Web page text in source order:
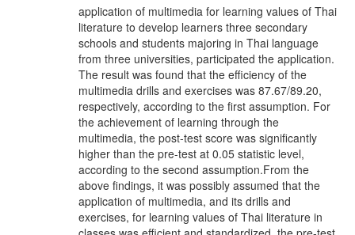
application of multimedia for learning values of Thai
literature to develop learners three secondary
schools and students majoring in Thai language
from three universities, participated the application.
The result was found that the efficiency of the
multimedia drills and exercises was 87.67/89.20,
respectively, according to the first assumption. For
the achievement of learning through the
multimedia, the post-test score was significantly
higher than the pre-test at 0.05 statistic level,
according to the second assumption.From the
above findings, it was possibly assumed that the
application of multimedia, and its drills and
exercises, for learning values of Thai literature in